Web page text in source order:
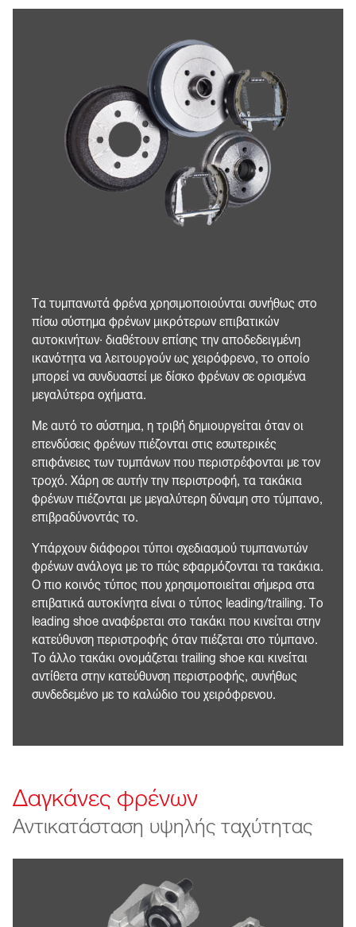
Τα τυμπανωτά φρένα χρησιμοποιούνται συνήθως στο
πίσω σύστημα φρένων μικρότερων επιβατικών
αυτοκινήτων· διαθέτουν επίσης την αποδεδειγμένη
ικανότητα να λειτουργούν ως χειρόφρενο, το οποίο
μπορεί να συνδυαστεί με δίσκο φρένων σε ορισμένα
μεγαλύτερα οχήματα.
Με αυτό το σύστημα, η τριβή δημιουργείται όταν οι
επενδύσεις φρένων πιέζονται στις εσωτερικές
επιφάνειες των τυμπάνων που περιστρέφονται με τον
τροχό. Χάρη σε αυτήν την περιστροφή, τα τακάκια
φρένων πιέζονται με μεγαλύτερη δύναμη στο τύμπανο,
επιβραδύνοντάς το.
Υπάρχουν διάφοροι τύποι σχεδιασμού τυμπανωτών
φρένων ανάλογα με το πώς εφαρμόζονται τα τακάκια.
Ο πιο κοινός τύπος που χρησιμοποιείται σήμερα στα
επιβατικά αυτοκίνητα είναι ο τύπος leading/trailing. Το
leading shoe αναφέρεται στο τακάκι που κινείται στην
κατεύθυνση περιστροφής όταν πιέζεται στο τύμπανο.
Το άλλο τακάκι ονομάζεται trailing shoe και κινείται
αντίθετα στην κατεύθυνση περιστροφής, συνήθως
συνδεδεμένο με το καλώδιο του χειρόφρενου.
Δαγκάνες φρένων
Αντικατάσταση υψηλής ταχύτητας